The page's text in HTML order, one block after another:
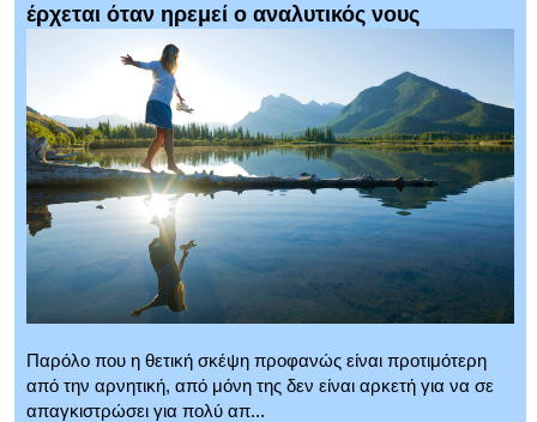
έρχεται όταν ηρεμεί ο αναλυτικός νους
Παρόλο που η θετική σκέψη προφανώς είναι προτιμότερη
από την αρνητική, από μόνη της δεν είναι αρκετή για να σε
απαγκιστρώσει για πολύ απ...